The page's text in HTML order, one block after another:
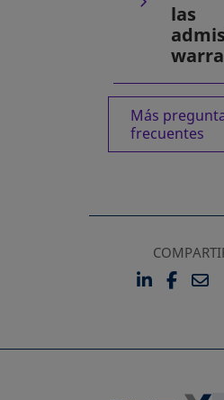
las
Más
frecuentes
SESE